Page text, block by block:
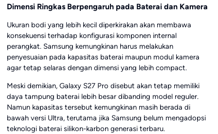
Dimensi Ringkas Berpengaruh pada Baterai dan Kamera
Ukuran bodi yang lebih kecil diperkirakan akan membawa
konsekuensi terhadap konfigurasi komponen internal
perangkat. Samsung kemungkinan harus melakukan
penyesuaian pada kapasitas baterai maupun modul kamera
agar tetap selaras dengan dimensi yang lebih compact.
Meski demikian, Galaxy S27 Pro disebut akan tetap memiliki
daya tampung baterai lebih besar dibanding model reguler.
Namun kapasitas tersebut kemungkinan masih berada di
bawah versi Ultra, terutama jika Samsung belum mengadopsi
teknologi baterai silikon-karbon generasi terbaru.